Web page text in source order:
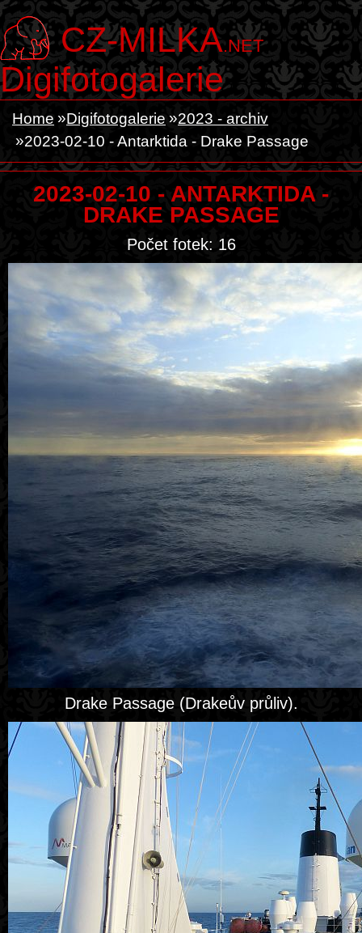
CZ-MILKA.NET
Digifotogalerie
Home Digifotogalerie
2023 - archiv
2023-02-10 - Antarktida - Drake Passage
2023-02-10 - ANTARKTIDA -
DRAKE PASSAGE
Počet fotek: 16
Drake Passage (Drakeův průliv).